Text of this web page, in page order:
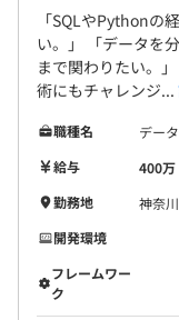
「SQLやPythonの
い。」 「データを
まで関わりたい。
術にもチャレンジ...
職種名
デー
給与
400万
勤務地
神奈
開発環境
フレームワー
ク